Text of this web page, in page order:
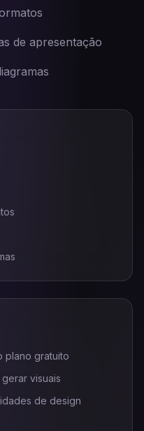
de apresentação
plano gratuito
visuais
de design